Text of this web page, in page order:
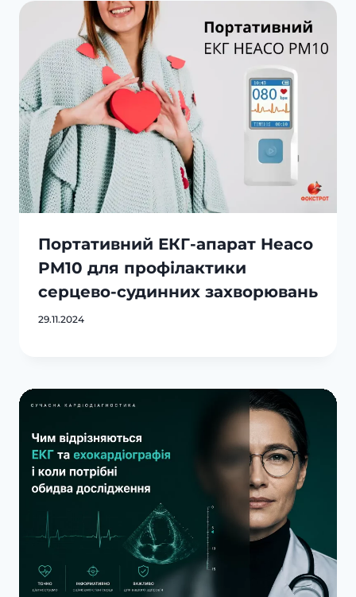
Портативний ЕКГ-апарат Heaco
PM10 для профілактики
серцево-судинних захворювань
29.11.2024